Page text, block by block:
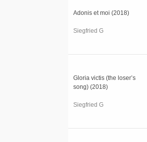
Adonis et moi (2018)
Siegfried G
Gloria victis (the loser’s
song) (2018)
Siegfried G